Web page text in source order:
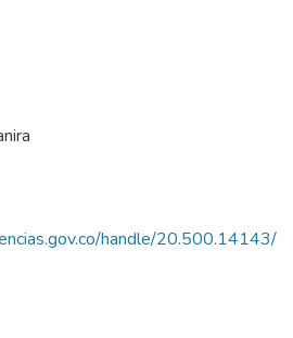
handle/20.500.14143/